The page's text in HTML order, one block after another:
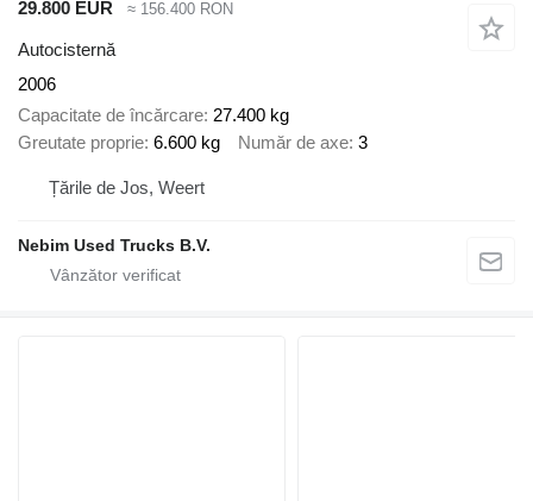
29.800 EUR
≈ 156.400 RON
Autocisternă
2006
Capacitate de încărcare 27.400 kg
Greutate proprie 6.600 kg Număr de axe 3
Țările de Jos, Weert
Nebim Used Trucks B.V.